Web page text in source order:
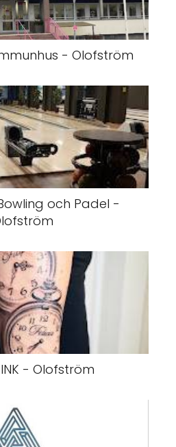
- Olofström
och Padel -
- Olofström